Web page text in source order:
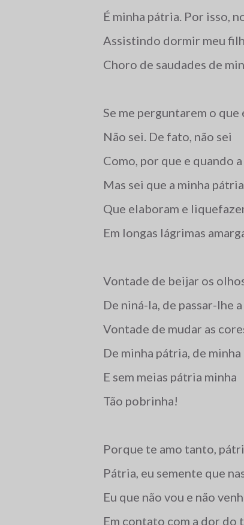
É minha pátria. Por isso,
Assistindo dormir meu
Choro de saudades de
Se me perguntarem o
Não sei. De fato, não sei
Como, por que e quando
Mas sei que a minha
Que elaboram e
Em longas lágrimas
Vontade de beijar os
De niná-la, de passar-lhe
Vontade de mudar as
De minha pátria, de
E sem meias pátria minha
Tão pobrinha!
Porque te amo tanto,
Pátria, eu semente que
Eu que não vou e não
Em contato com a dor do